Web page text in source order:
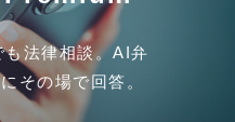
法律相談。AI弁
その場で回答。